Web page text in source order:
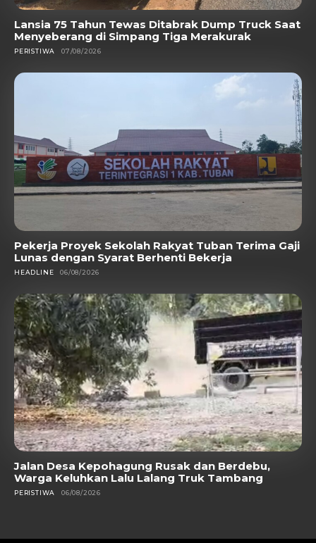
Lansia 75 Tahun Tewas Ditabrak Dump Truck Saat
Menyeberang di Simpang Tiga Merakurak
PERISTIWA 07/08/2026
Pekerja Proyek Sekolah Rakyat Tuban Terima Gaji
Lunas dengan Syarat Berhenti Bekerja
HEADLINE 06/08/2026
Jalan Desa Kepohagung Rusak dan Berdebu,
Warga Keluhkan Lalu Lalang Truk Tambang
PERISTIWA 06/08/2026